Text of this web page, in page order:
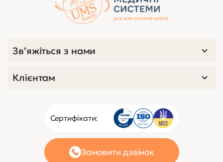
Сертифікати:
Замовити дзвінок
Зв’яжіться з нами
Клієнтам